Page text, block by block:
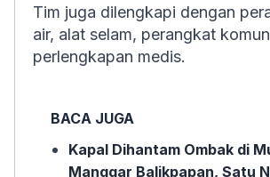
Tim juga dilengkapi dengan
air, alat selam, perangkat
perlengkapan medis.
BACA JUGA
Kapal Dihantam Ombak di
Manggar Balikpapan, Satu